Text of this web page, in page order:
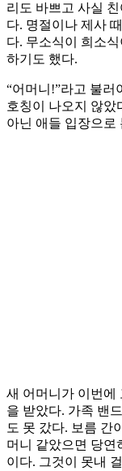
리도 바쁘고 사실
다. 명절이나 제사
다. 무소식이 희소
하기도 했다.
“어머니!”라고 불러
호칭이 나오지 않았
아닌 애들 입장으로
새 어머니가 이번에
을 받았다. 가족 밴
도 못 갔다. 보름 간
머니 같았으면 당연
이다. 그것이 못내